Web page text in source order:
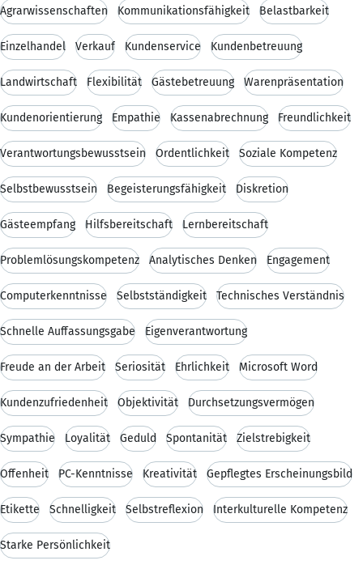
Agrarwissenschaften Kommunikationsfähigkeit Belastbarkeit
Einzelhandel Verkauf Kundenservice Kundenbetreuung
Landwirtschaft Flexibilität Gästebetreuung Warenpräsentation
Kundenorientierung Empathie Kassenabrechnung Freundlichkeit
Verantwortungsbewusstsein Ordentlichkeit Soziale Kompetenz
Selbstbewusstsein Begeisterungsfähigkeit Diskretion
Gästeempfang Hilfsbereitschaft Lernbereitschaft
Problemlösungskompetenz Analytisches Denken Engagement
Computerkenntnisse Selbstständigkeit Technisches Verständnis
Schnelle Auffassungsgabe Eigenverantwortung
Freude an der Arbeit Seriosität Ehrlichkeit Microsoft Word
Kundenzufriedenheit Objektivität Durchsetzungsvermögen
Sympathie Loyalität Geduld Spontanität Zielstrebigkeit
Offenheit PC-Kenntnisse Kreativität Gepflegtes Erscheinungsbild
Etikette Schnelligkeit Selbstreflexion Interkulturelle Kompetenz
Starke Persönlichkeit